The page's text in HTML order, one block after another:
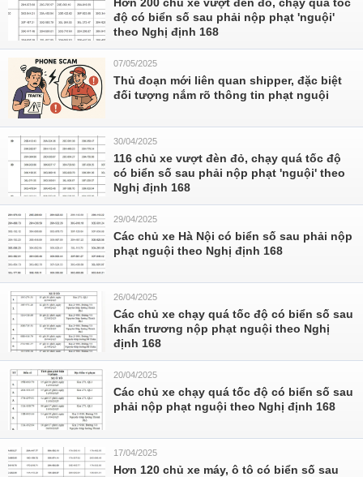
độ có biển số sau phải nộp phạt 'nguội'
theo Nghị định 168
07/05/2025
Thủ đoạn mới liên quan shipper, đặc biệt
đối tượng nắm rõ thông tin phạt nguội
30/04/2025
116 chủ xe vượt đèn đỏ, chạy quá tốc độ
có biển số sau phải nộp phạt 'nguội' theo
Nghị định 168
29/04/2025
Các chủ xe Hà Nội có biển số sau phải nộp
phạt nguội theo Nghị định 168
26/04/2025
Các chủ xe chạy quá tốc độ có biển số sau
khẩn trương nộp phạt nguội theo Nghị
định 168
20/04/2025
Các chủ xe chạy quá tốc độ có biển số sau
phải nộp phạt nguội theo Nghị định 168
17/04/2025
Hơn 120 chủ xe máy, ô tô có biển số sau